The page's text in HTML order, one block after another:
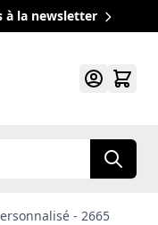
à la newsletter
- 2665